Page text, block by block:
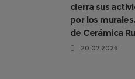
cierra sus
por los
de Cerámica
20.07.2026